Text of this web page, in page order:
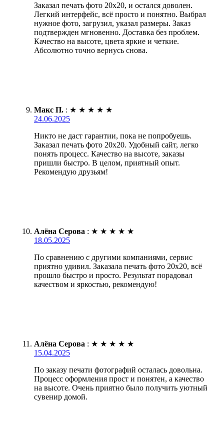
Заказал печать фото 20х20, и остался доволен.
Легкий интерфейс, всё просто и понятно. Выбрал
нужное фото, загрузил, указал размеры. Заказ
подтвержден мгновенно. Доставка без проблем.
Качество на высоте, цвета яркие и четкие.
Абсолютно точно вернусь снова.
Макс П. : ★ ★ ★ ★ ★
24.06.2025
Никто не даст гарантии, пока не попробуешь.
Заказал печать фото 20х20. Удобный сайт, легко
понять процесс. Качество на высоте, заказы
пришли быстро. В целом, приятный опыт.
Рекомендую друзьям!
Алёна Серова : ★ ★ ★ ★ ★
18.05.2025
По сравнению с другими компаниями, сервис
приятно удивил. Заказала печать фото 20х20, всё
прошло быстро и просто. Результат порадовал
качеством и яркостью, рекомендую!
Алёна Серова : ★ ★ ★ ★ ★
15.04.2025
По заказу печати фотографий осталась довольна.
Процесс оформления прост и понятен, а качество
на высоте. Очень приятно было получить уютный
сувенир домой.